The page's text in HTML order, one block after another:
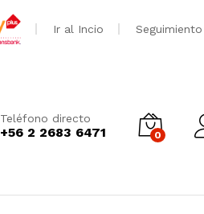
Ir al Incio Seguimiento
Teléfono directo
+56 2 2683 6471 0